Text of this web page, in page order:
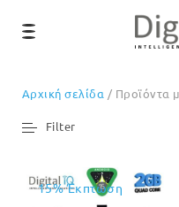
Αρχική σελίδα / Προϊόντα
Filter
15% Έκπτωση